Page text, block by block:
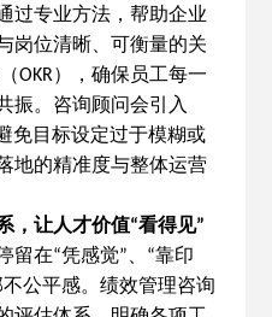
过专业方法，帮助企业
岗位清晰、可衡量的关
OKR），确保员工每一
振。咨询顾问会引入
免目标设定过于模糊或
地的精准度与整体运营
，让人才价值“看得见”
留在“凭感觉” “靠印
公平感。绩效管理咨询